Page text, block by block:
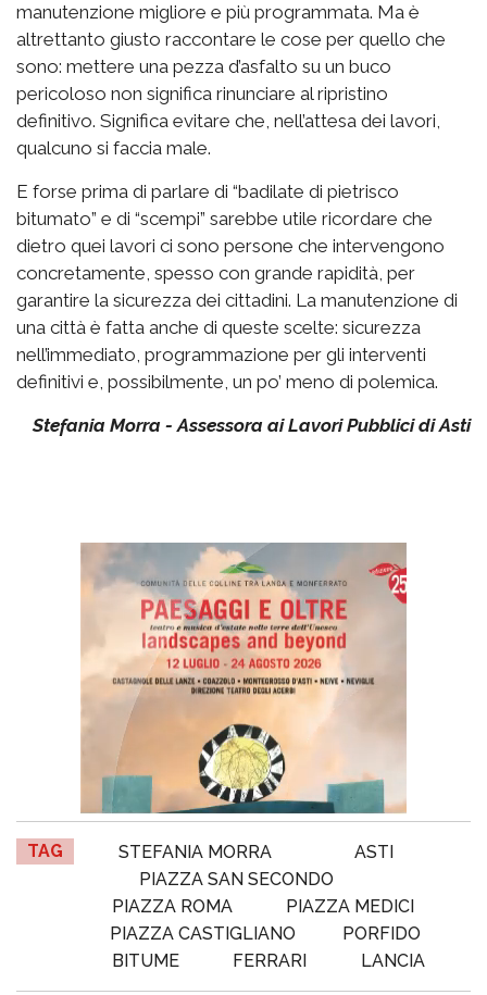
manutenzione migliore e più programmata. Ma è
altrettanto giusto raccontare le cose per quello che
sono: mettere una pezza d’asfalto su un buco
pericoloso non significa rinunciare al ripristino
definitivo. Significa evitare che, nell’attesa dei lavori,
qualcuno si faccia male.
E forse prima di parlare di “badilate di pietrisco
bitumato” e di “scempi” sarebbe utile ricordare che
dietro quei lavori ci sono persone che intervengono
concretamente, spesso con grande rapidità, per
garantire la sicurezza dei cittadini. La manutenzione di
una città è fatta anche di queste scelte: sicurezza
nell’immediato, programmazione per gli interventi
definitivi e, possibilmente, un po’ meno di polemica.
Stefania Morra - Assessora ai Lavori Pubblici di Asti
TAG STEFANIA MORRA
ASTI
PIAZZA SAN SECONDO
PIAZZA ROMA
PIAZZA MEDICI
PIAZZA CASTIGLIANO
PORFIDO
BITUME
FERRARI LANCIA